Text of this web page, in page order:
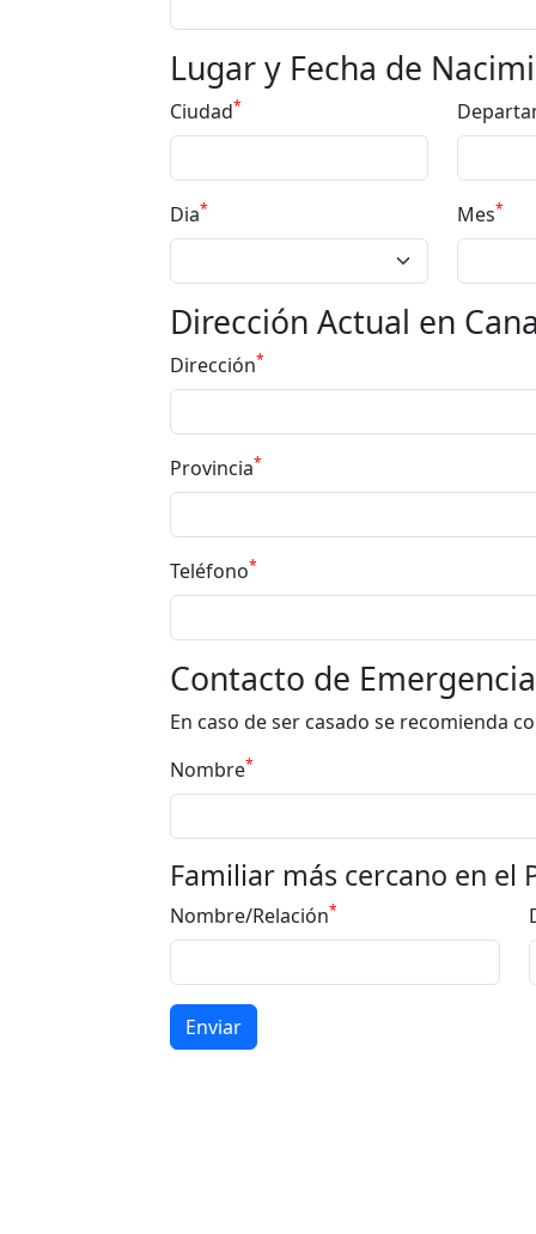
Lugar y Fecha de
Ciudad*
Dia* Mes*
Dirección Actual en
Dirección*
Provincia*
Teléfono*
Contacto de Emergencia
En caso de ser casado se recomienda
Nombre*
Familiar más cercano en el
Nombre/Relación*